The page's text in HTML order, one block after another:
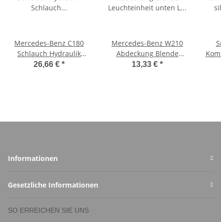
Mercedes-Benz C180
Schlauch Hydraulik
Schlauch Druckleitung
26,66 € *
Mercedes-Benz W210
Abdeckung Blende
Leuchteinheit unten L
13,33 € *
Informationen
Gesetzliche Informationen
SO ERREICHEN SIE UNS